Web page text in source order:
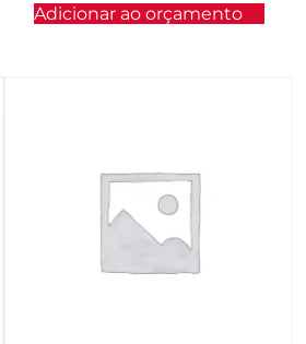
Adicionar ao orçamento